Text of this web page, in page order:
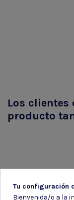
Los clientes
producto
Tu configuración
Bienvenida/o a la